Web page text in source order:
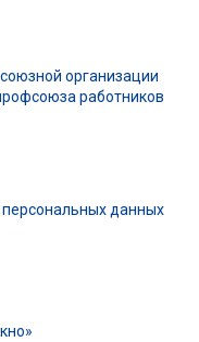
организации
работников
данных